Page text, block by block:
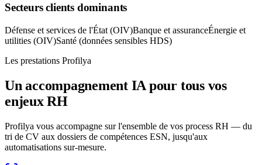
Secteurs clients dominants
Défense et services de l'État (OIV)Banque et assuranceÉnergie et
utilities (OIV)Santé (données sensibles HDS)
Les prestations Profilya
Un accompagnement IA pour tous vos
enjeux RH
Profilya vous accompagne sur l'ensemble de vos process RH — du
tri de CV aux dossiers de compétences ESN, jusqu'aux
automatisations sur-mesure.